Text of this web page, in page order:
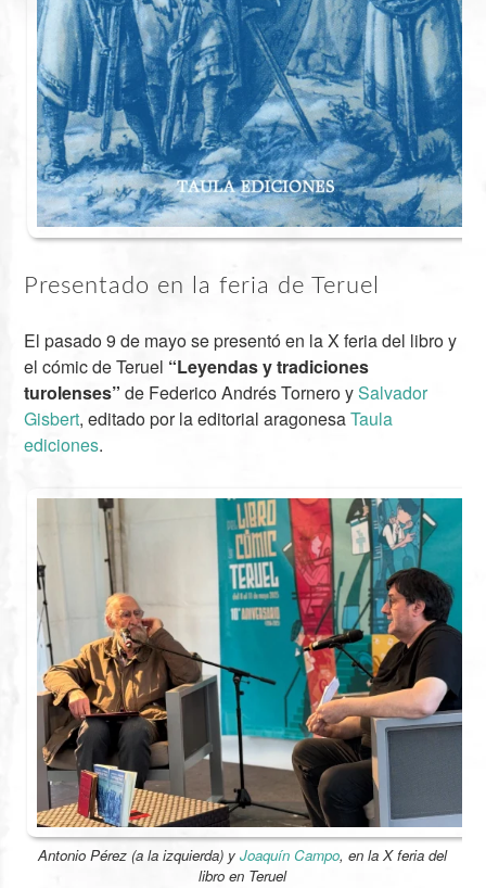
Presentado en la feria de Teruel
El pasado 9 de mayo se presentó en la X feria del libro y
el cómic de Teruel “Leyendas y tradiciones
turolenses” de Federico Andrés Tornero ySalvador
Gisbert, editado por la editorial aragonesaTaula
ediciones.
Antonio Pérez (a la izquierda) yJoaquín Campo, en laX feria del
libro en Teruel